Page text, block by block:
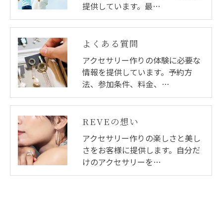
提供しています。最…
よくある質問
アクセサリー作りの体験に必要な
情報を提供しています。予約方
法、参加条件、料金、…
REVEの想い
アクセサリー作りの楽しさと美し
さをお客様に提供します。自分だ
けのアクセサリーを…